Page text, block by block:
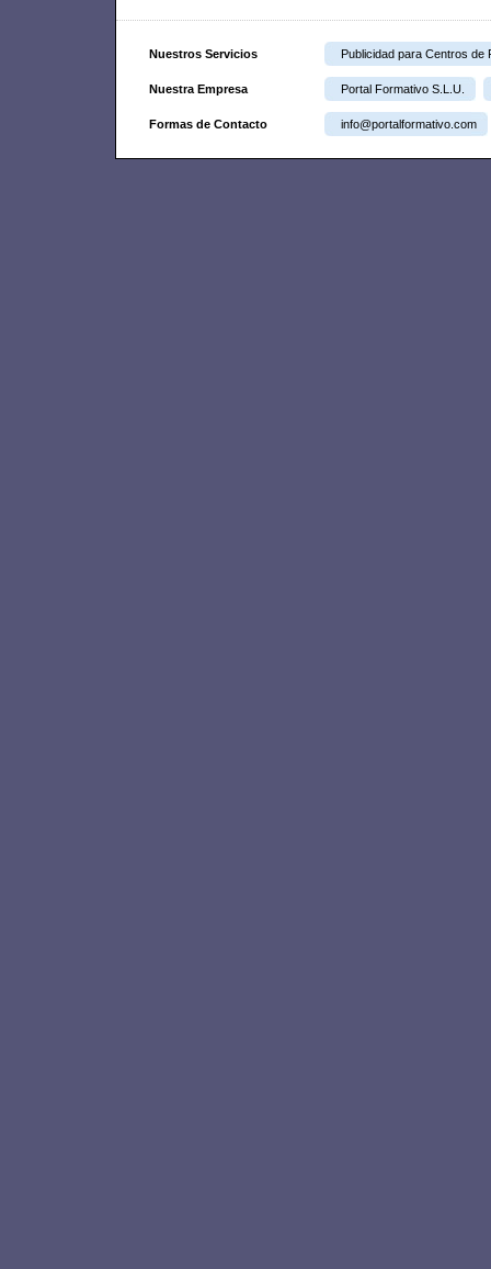
Nuestros Servicios Publicidad para Centros de
Nuestra Empresa Portal Formativo S.L.U.
Formas de Contacto info@portalformativo.com